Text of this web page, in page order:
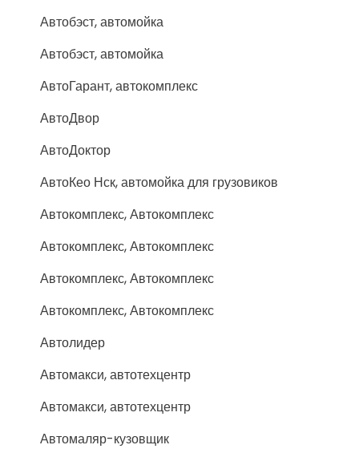
Автобэст, автомойка
Автобэст, автомойка
АвтоГарант, автокомплекс
АвтоДвор
АвтоДоктор
АвтоКео Нск, автомойка для грузовиков
Автокомплекс, Автокомплекс
Автокомплекс, Автокомплекс
Автокомплекс, Автокомплекс
Автокомплекс, Автокомплекс
Автолидер
Автомакси, автотехцентр
Автомакси, автотехцентр
Автомаляр-кузовщик